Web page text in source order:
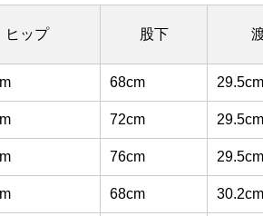
ヒップ 股下
68cm 29.5cm
72cm 29.5cm
76cm 29.5cm
68cm 30.2cm